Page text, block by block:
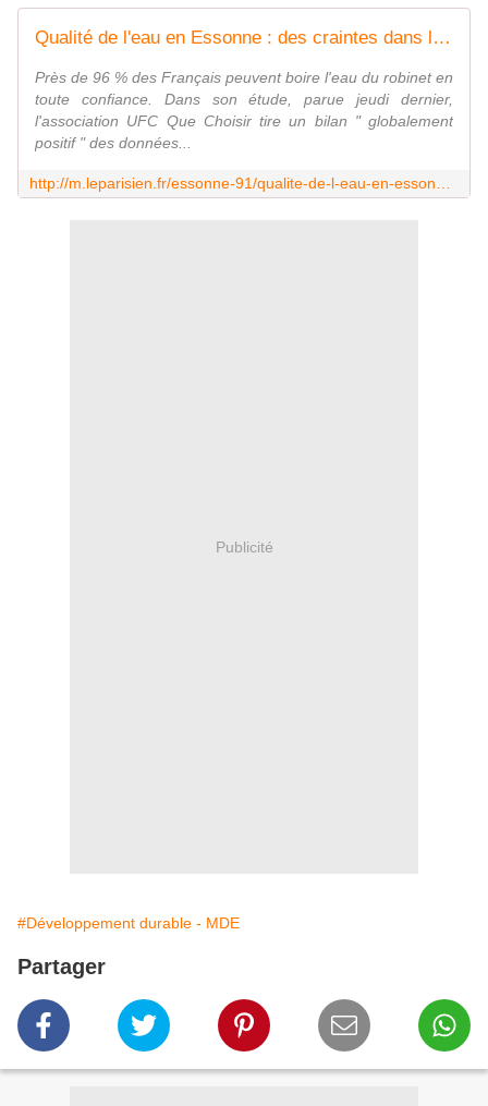
Qualité de l'eau en Essonne : des craintes dans le sud, Evry peut boire tranquille
Près de 96 % des Français peuvent boire l'eau du robinet en
toute confiance. Dans son étude, parue jeudi dernier,
l'association UFC Que Choisir tire un bilan " globalement
positif " des données...
Publicité
#Développement durable - MDE
Partager